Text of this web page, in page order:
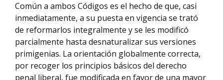
Común a ambos Códigos es el hecho de que, casi
inmediatamente, a su puesta en vigencia se trató
de reformarlos integralmente y se les modificó
parcialmente hasta desnaturalizar sus versiones
primigenias. La orientación globalmente correcta,
por recoger los principios básicos del derecho
penal liberal, fue modificada en favor de una mayor